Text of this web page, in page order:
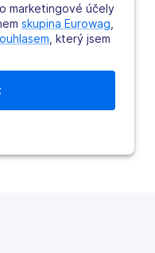
marketingové účely
skupina Eurowag
, který jsem